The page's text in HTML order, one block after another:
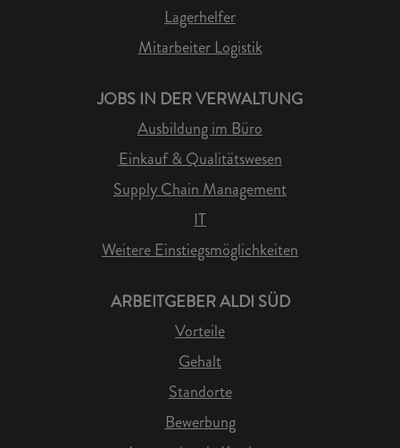
Lagerhelfer
Mitarbeiter Logistik
JOBS IN DER VERWALTUNG
Ausbildung im Büro
Einkauf & Qualitätswesen
Supply Chain Management
IT
Weitere Einstiegsmöglichkeiten
ARBEITGEBER ALDI SÜD
Vorteile
Gehalt
Standorte
Bewerbung